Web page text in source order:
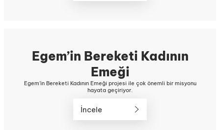
Egem’in Bereketi Kadının
Emeği
Egem’in Bereketi Kadının Emeği projesi ile çok önemli bir misyonu
hayata geçiriyor.
İncele